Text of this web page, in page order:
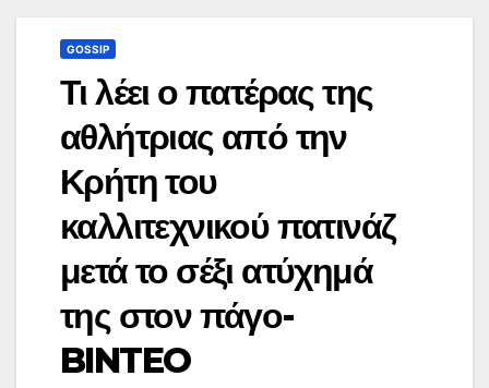
GOSSIP
Τι λέει ο πατέρας της
αθλήτριας από την
Κρήτη του
καλλιτεχνικού πατινάζ
μετά το σέξι ατύχημά
της στον πάγο-
BINTEO